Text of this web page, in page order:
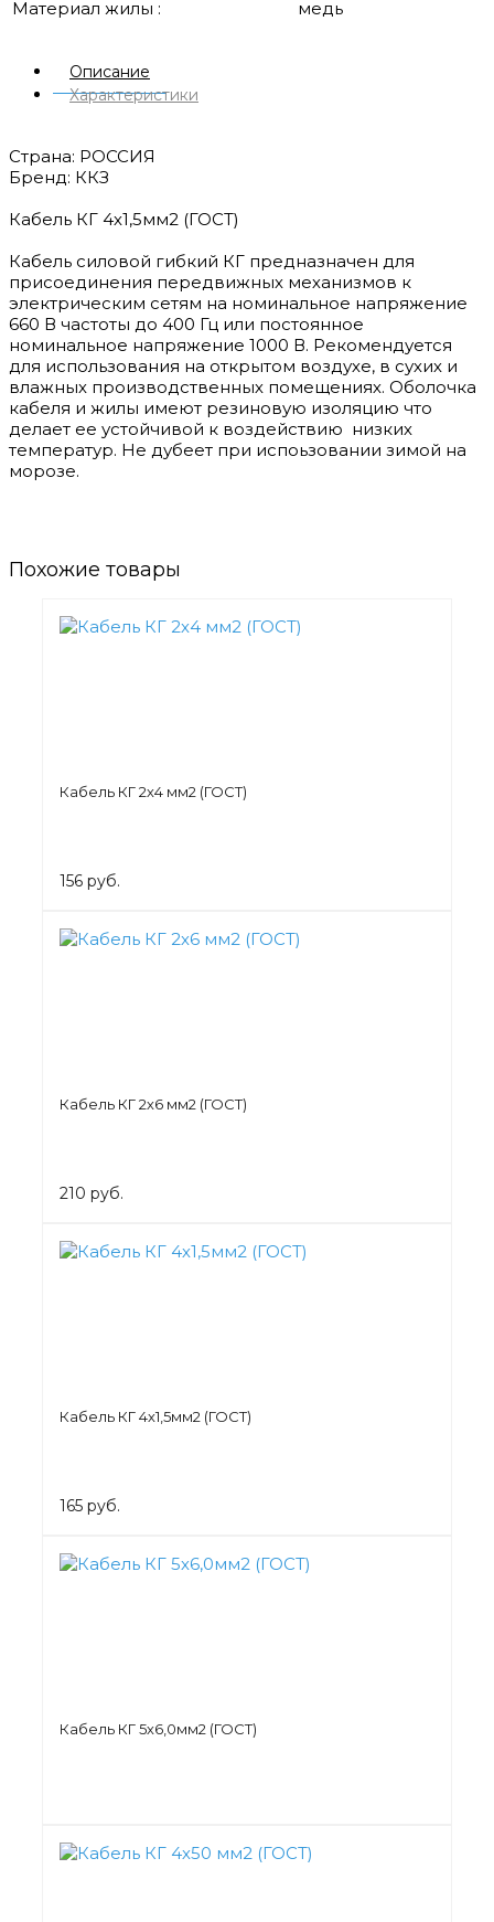
Материал жилы : медь
Описание
Характеристики
Страна: РОССИЯ
Бренд: ККЗ
Кабель КГ 4х1,5мм2 (ГОСТ)
Кабель силовой гибкий КГ предназначен для
присоединения передвижных механизмов к
электрическим сетям на номинальное напряжение
660 В частоты до 400 Гц или постоянное
номинальное напряжение 1000 В. Рекомендуется
для использования на открытом воздухе, в сухих и
влажных производственных помещениях. Оболочка
кабеля и жилы имеют резиновую изоляцию что
делает ее устойчивой к воздействию низких
температур. Не дубеет при испоьзовании зимой на
морозе.
Похожие товары
Кабель КГ 2х4 мм2 (ГОСТ)
156 руб.
Кабель КГ 2х6 мм2 (ГОСТ)
210 руб.
Кабель КГ 4х1,5мм2 (ГОСТ)
165 руб.
Кабель КГ 5х6,0мм2 (ГОСТ)